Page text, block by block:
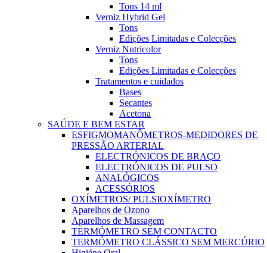
Tons 14 ml
Verniz Hybrid Gel
Tons
Edições Limitadas e Colecções
Verniz Nutricolor
Tons
Edições Limitadas e Colecções
Tratamentos e cuidados
Bases
Secantes
Acetona
SAÚDE E BEM ESTAR
ESFIGMOMANÔMETROS-MEDIDORES DE
PRESSÃO ARTERIAL
ELECTRÓNICOS DE BRAÇO
ELECTRÓNICOS DE PULSO
ANALÓGICOS
ACESSÓRIOS
OXÍMETROS/ PULSIOXÍMETRO
Aparelhos de Ozono
Aparelhos de Massagem
TERMÓMETRO SEM CONTACTO
TERMÓMETRO CLÁSSICO SEM MERCÚRIO